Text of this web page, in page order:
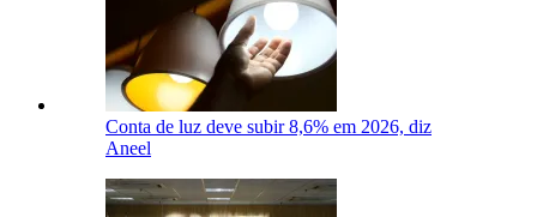
Conta de luz deve subir 8,6% em 2026, diz
Aneel